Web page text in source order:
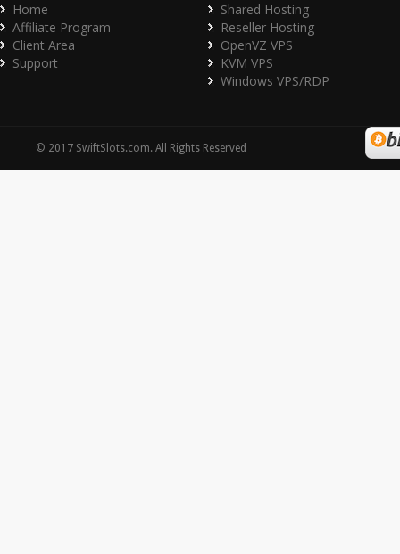
Home
Affiliate Program
Client Area
Support
Shared Hosting
Reseller Hosting
OpenVZ VPS
KVM VPS
Windows VPS/RDP
© 2017 SwiftSlots.com. All Rights Reserved